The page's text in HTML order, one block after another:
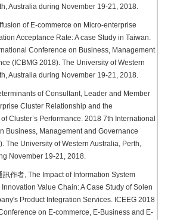
Australia during November 19-21, 2018.
of E-commerce on Micro-enterprise
Acceptance Rate: A case Study in Taiwan.
Conference on Business, Management
(ICBMG 2018). The University of Western
Australia during November 19-21, 2018.
of Consultant, Leader and Member
Cluster Relationship and the
Cluster’s Performance. 2018 7th International
Business, Management and Governance
The University of Western Australia, Perth,
November 19-21, 2018.
訊作者, The Impact of Information System
Innovation Value Chain: A Case Study of Solen
Product Integration Services. ICEEG 2018
on E-commerce, E-Business and E-